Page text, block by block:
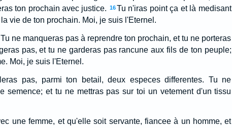
ton prochain avec justice. 16Tu n'iras point ça et là medisant
vie de ton prochain. Moi, je suis l'Eternel.
ne manqueras pas à reprendre ton prochain, et tu ne porteras
pas, et tu ne garderas pas rancune aux fils de ton peuple;
Moi, je suis l'Eternel.
pas, parmi ton betail, deux especes differentes. Tu ne
semence; et tu ne mettras pas sur toi un vetement d'un tissu
une femme, et qu'elle soit servante, fiancee à un homme, et